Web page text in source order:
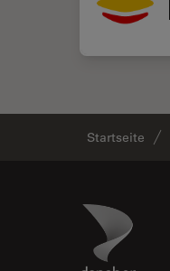
Startseite
Danaher Logo